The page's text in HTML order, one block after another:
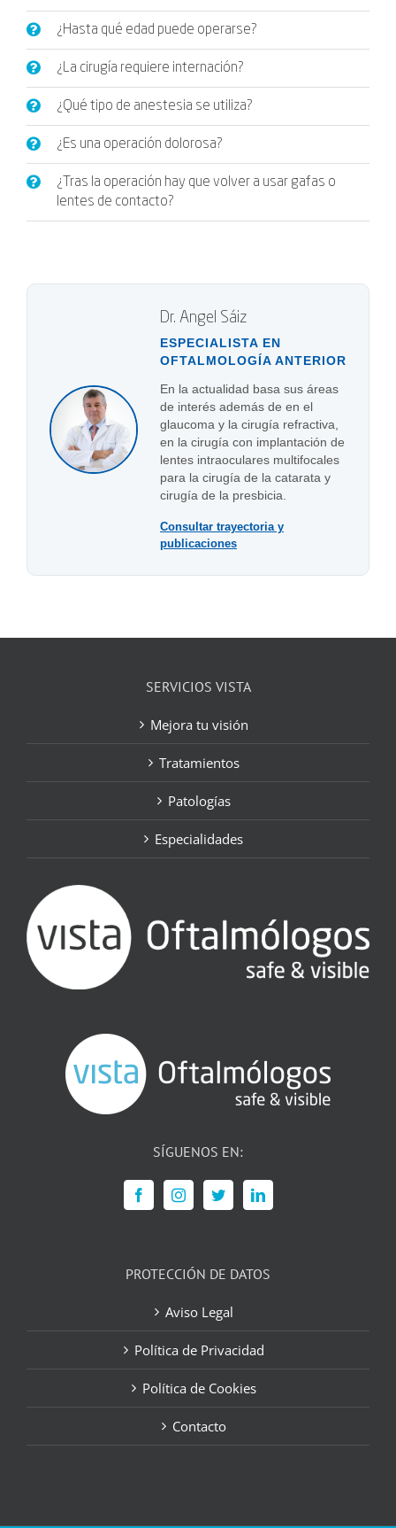
¿Hasta qué edad puede operarse?
¿La cirugía requiere internación?
¿Qué tipo de anestesia se utiliza?
¿Es una operación dolorosa?
¿Tras la operación hay que volver a usar gafas o
lentes de contacto?
Dr. Angel Sáiz
ESPECIALISTA EN
OFTALMOLOGÍA ANTERIOR
En la actualidad basa sus áreas
de interés además de en el
glaucoma y la cirugía refractiva,
en la cirugía con implantación de
lentes intraoculares multifocales
para la cirugía de la catarata y
cirugía de la presbicia.
Consultar trayectoria y
publicaciones
SERVICIOS VISTA
Mejora tu visión
Tratamientos
Patologías
Especialidades
SÍGUENOS EN:
PROTECCIÓN DE DATOS
Aviso Legal
Política de Privacidad
Política de Cookies
Contacto